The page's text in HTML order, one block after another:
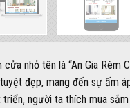
nhỏ tên là “An Gia
đẹp, mang đến sự ấm
người ta thích mua